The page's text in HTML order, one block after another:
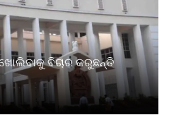
ବିଚାର କରୁଛନ୍ତି